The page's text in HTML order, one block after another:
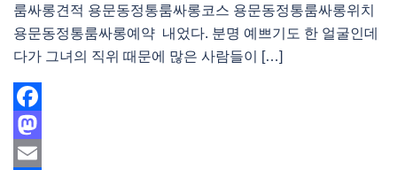
룸싸롱견적 용문동정통룸싸롱코스 용문동정통룸싸롱위치
용문동정통룸싸롱예약 내었다. 분명 예쁘기도 한 얼굴인데
다가 그녀의 직위 때문에 많은 사람들이 […]
Facebook
Mastodon